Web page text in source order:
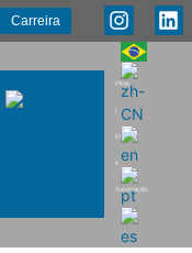
Carreira
PMA
Energia
e
Automação